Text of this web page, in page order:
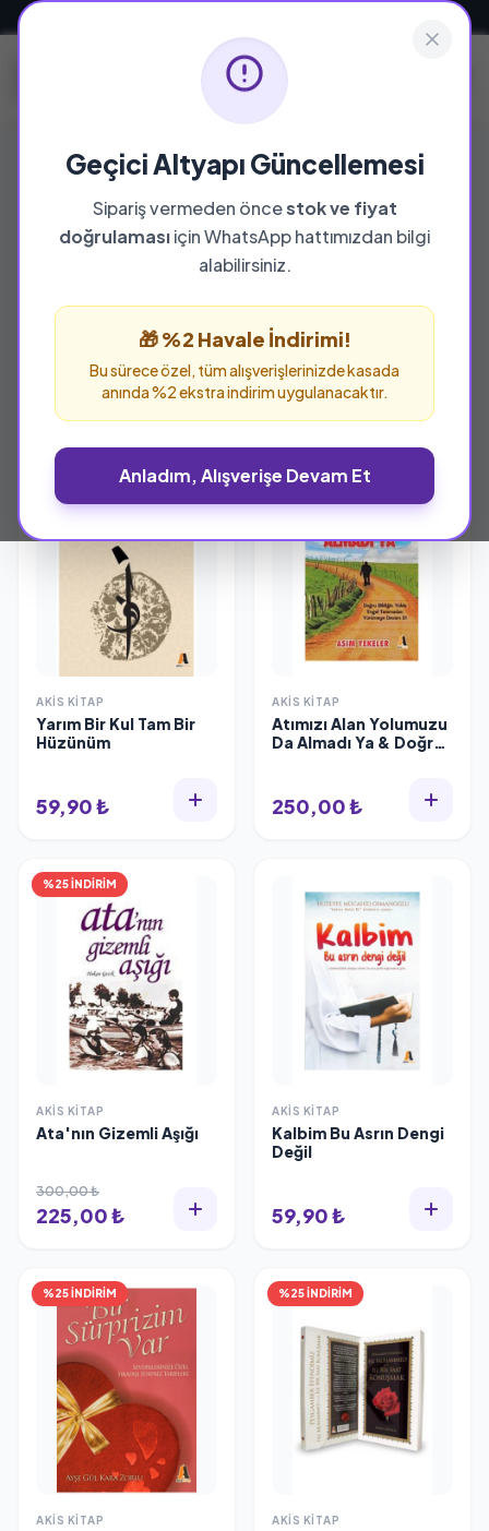
Geçici Altyapı Güncellemesi
Sipariş vermeden öncestok ve fiyat
doğrulamasıiçin WhatsApp hattımızdan bilgi
alabilirsiniz.
🎁 %2 Havale İndirimi!
Bu sürece özel, tüm alışverişlerinizde kasada
anında %2 ekstra indirim uygulanacaktır.
Anladım, Alışverişe Devam Et
YAYINEVI
Akis Kitap
Akis Kitap yayınevine ait tüm eserleri bu
sayfada inceleyebilir ve güvenle sipariş
AKIS KITAP
Yarım Bir Kul Tam Bir
Hüzünüm
59,90 ₺
AKIS KITAP
Atımızı Alan Yolumuzu
Da Almadı Ya & Doğru
Devam Et
250,00 ₺
%25 İNDİRİM
AKIS KITAP
Ata'nın Gizemli Aşığı
300,00 ₺
225,00 ₺
AKIS KITAP
Kalbim Bu Asrın Dengi
Değil
59,90 ₺
%25 İNDİRİM
AKIS KITAP
%25 İNDİRİM
AKIS KITAP